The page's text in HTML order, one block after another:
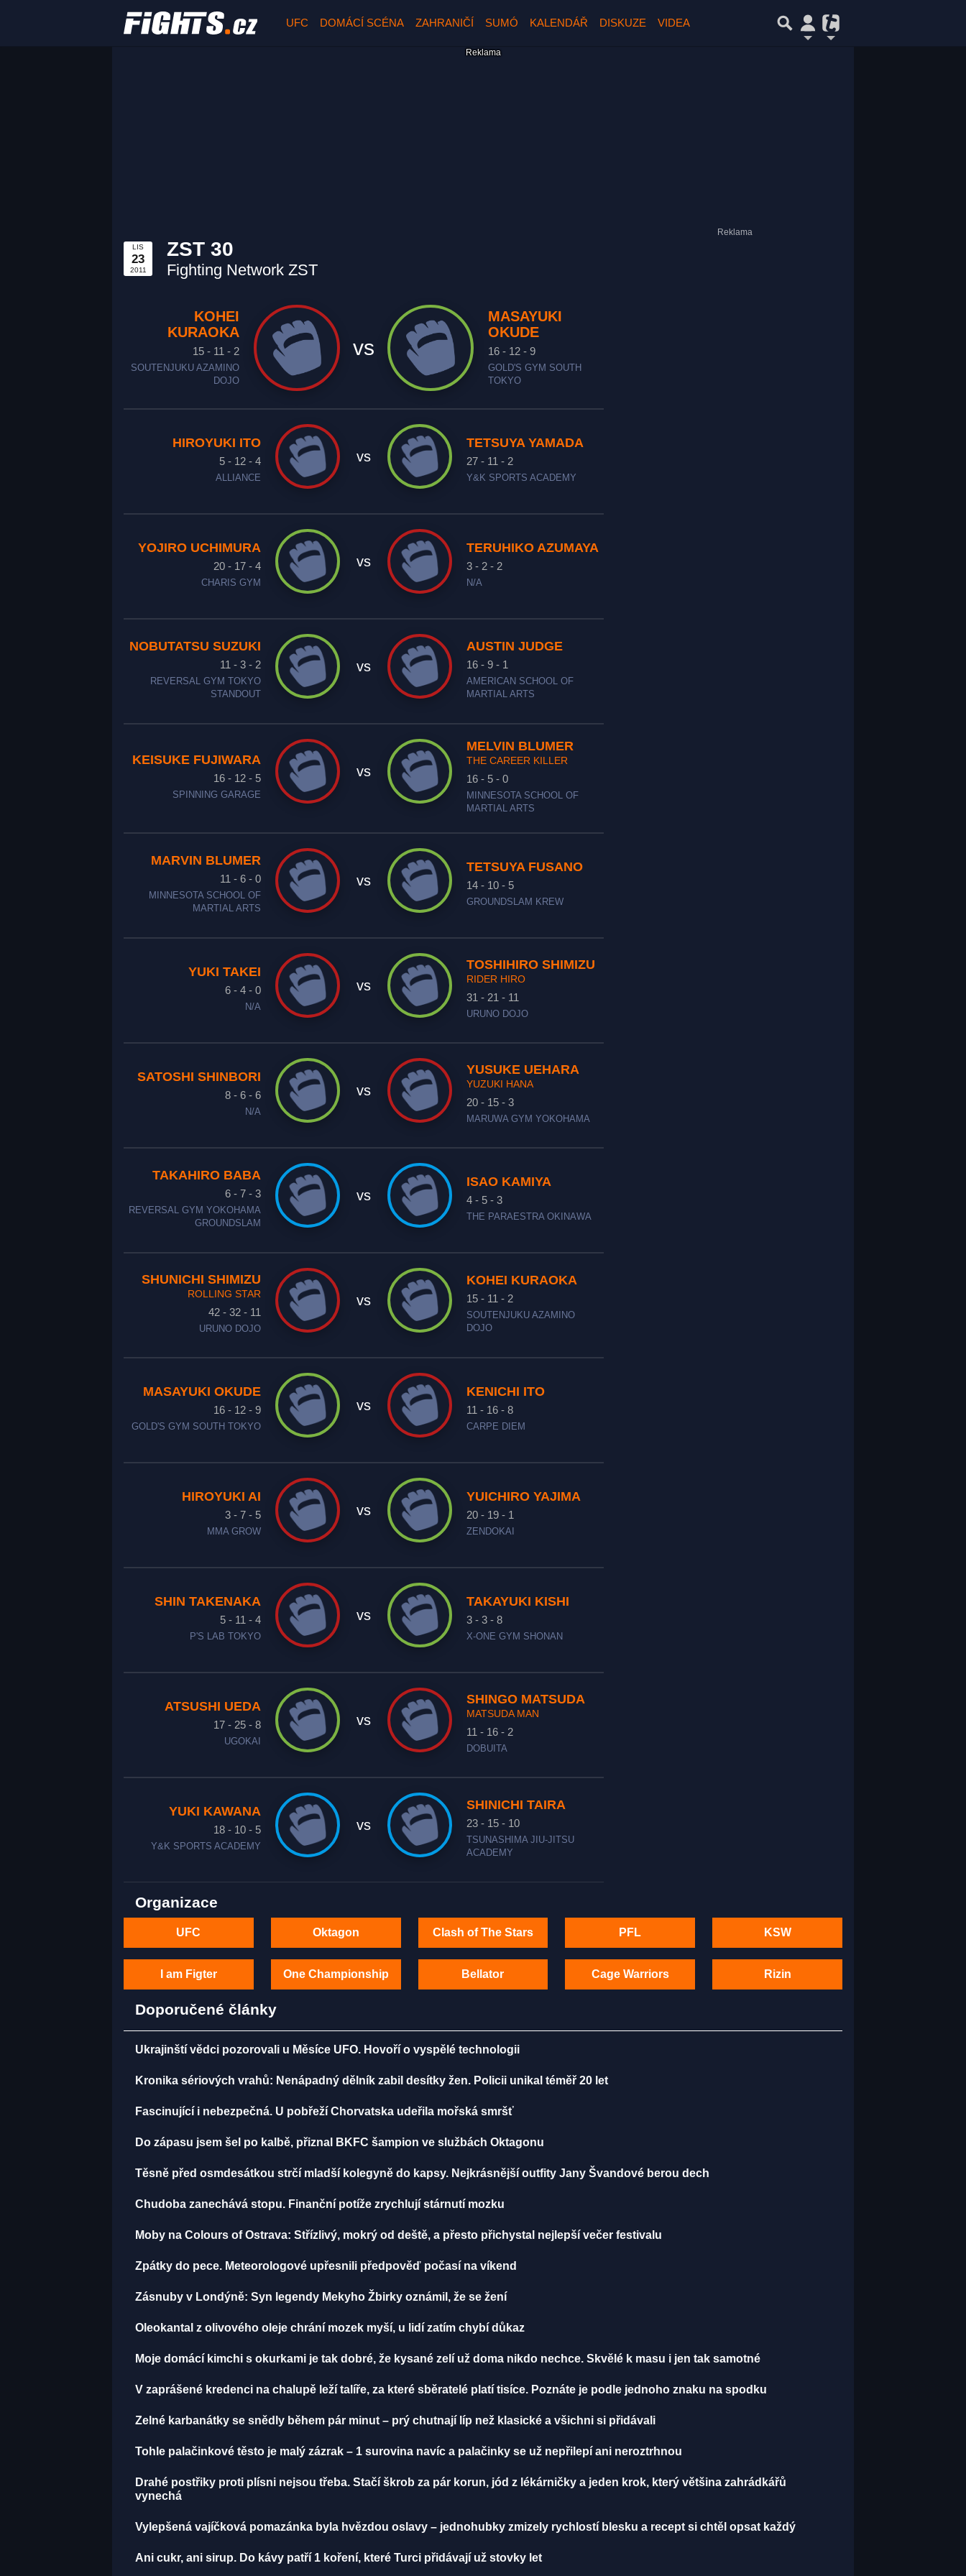
UFC DOMÁCÍ SCÉNA ZAHRANIČÍ SUMÓ KALENDÁŘ DISKUZE VIDEA
LIS
23
2011
ZST 30
Fighting Network ZST
KOHEI
KURAOKA
15 - 11 - 2
SOUTENJUKU AZAMINO
DOJO
vs
MASAYUKI
OKUDE
16 - 12 - 9
GOLD'S GYM SOUTH
TOKYO
HIROYUKI ITO
5 - 12 - 4
ALLIANCE
vs
TETSUYA YAMADA
27 - 11 - 2
Y&K SPORTS ACADEMY
YOJIRO UCHIMURA
20 - 17 - 4
CHARIS GYM
vs
TERUHIKO AZUMAYA
3 - 2 - 2
N/A
NOBUTATSU SUZUKI
11 - 3 - 2
REVERSAL GYM TOKYO
STANDOUT
vs
AUSTIN JUDGE
16 - 9 - 1
AMERICAN SCHOOL OF
MARTIAL ARTS
KEISUKE FUJIWARA
16 - 12 - 5
SPINNING GARAGE
vs
MELVIN BLUMER
THE CAREER KILLER
16 - 5 - 0
MINNESOTA SCHOOL OF
MARTIAL ARTS
MARVIN BLUMER
11 - 6 - 0
MINNESOTA SCHOOL OF
MARTIAL ARTS
vs
TETSUYA FUSANO
14 - 10 - 5
GROUNDSLAM KREW
YUKI TAKEI
6 - 4 - 0
N/A
vs
TOSHIHIRO SHIMIZU
RIDER HIRO
31 - 21 - 11
URUNO DOJO
SATOSHI SHINBORI
8 - 6 - 6
N/A
vs
YUSUKE UEHARA
YUZUKI HANA
20 - 15 - 3
MARUWA GYM YOKOHAMA
TAKAHIRO BABA
6 - 7 - 3
REVERSAL GYM YOKOHAMA
GROUNDSLAM
vs
ISAO KAMIYA
4 - 5 - 3
THE PARAESTRA OKINAWA
SHUNICHI SHIMIZU
ROLLING STAR
42 - 32 - 11
URUNO DOJO
vs
KOHEI KURAOKA
15 - 11 - 2
SOUTENJUKU AZAMINO
DOJO
MASAYUKI OKUDE
16 - 12 - 9
GOLD'S GYM SOUTH TOKYO
vs
KENICHI ITO
11 - 16 - 8
CARPE DIEM
HIROYUKI AI
3 - 7 - 5
MMA GROW
vs
YUICHIRO YAJIMA
20 - 19 - 1
ZENDOKAI
SHIN TAKENAKA
5 - 11 - 4
P'S LAB TOKYO
vs
TAKAYUKI KISHI
3 - 3 - 8
X-ONE GYM SHONAN
ATSUSHI UEDA
17 - 25 - 8
UGOKAI
vs
SHINGO MATSUDA
MATSUDA MAN
11 - 16 - 2
DOBUITA
YUKI KAWANA
18 - 10 - 5
Y&K SPORTS ACADEMY
vs
SHINICHI TAIRA
23 - 15 - 10
TSUNASHIMA JIU-JITSU
ACADEMY
Organizace
UFC Oktagon Clash of The Stars PFL KSW
I am Figter One Championship Bellator Cage Warriors Rizin
Doporučené články
Ukrajinští vědci pozorovali u Měsíce UFO. Hovoří o vyspělé technologii
Kronika sériových vrahů: Nenápadný dělník zabil desítky žen. Policii unikal téměř 20 let
Fascinující i nebezpečná. U pobřeží Chorvatska udeřila mořská smršť
Do zápasu jsem šel po kalbě, přiznal BKFC šampion ve službách Oktagonu
Těsně před osmdesátkou strčí mladší kolegyně do kapsy. Nejkrásnější outfity Jany Švandové berou dech
Chudoba zanechává stopu. Finanční potíže zrychlují stárnutí mozku
Moby na Colours of Ostrava: Střízlivý, mokrý od deště, a přesto přichystal nejlepší večer festivalu
Zpátky do pece. Meteorologové upřesnili předpověď počasí na víkend
Zásnuby v Londýně: Syn legendy Mekyho Žbirky oznámil, že se žení
Oleokantal z olivového oleje chrání mozek myší, u lidí zatím chybí důkaz
Moje domácí kimchi s okurkami je tak dobré, že kysané zelí už doma nikdo nechce. Skvělé k masu i jen tak samotné
V zaprášené kredenci na chalupě leží talíře, za které sběratelé platí tisíce. Poznáte je podle jednoho znaku na spodku
Zelné karbanátky se snědly během pár minut – prý chutnají líp než klasické a všichni si přidávali
Tohle palačinkové těsto je malý zázrak – 1 surovina navíc a palačinky se už nepřilepí ani neroztrhnou
Drahé postřiky proti plísni nejsou třeba. Stačí škrob za pár korun, jód z lékárničky a jeden krok, který většina zahrádkářů
vynechá
Vylepšená vajíčková pomazánka byla hvězdou oslavy – jednohubky zmizely rychlostí blesku a recept si chtěl opsat každý
Ani cukr, ani sirup. Do kávy patří 1 koření, které Turci přidávají už stovky let